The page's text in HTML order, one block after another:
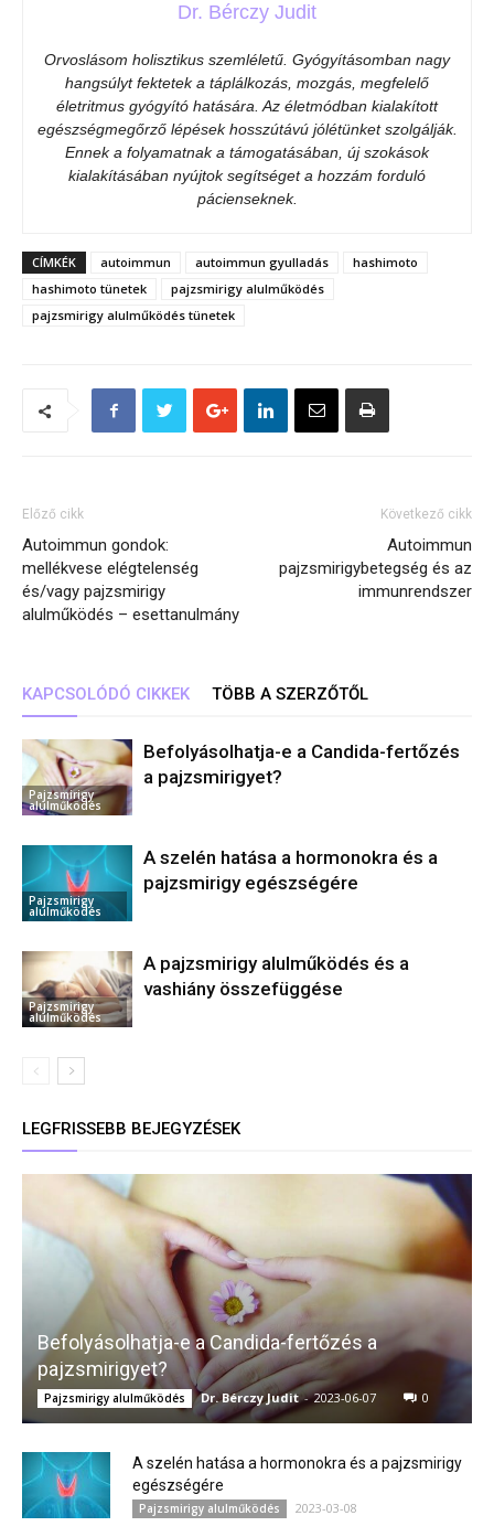
Dr. Bérczy Judit
Orvoslásom holisztikus szemléletű. Gyógyításomban nagy
hangsúlyt fektetek a táplálkozás, mozgás, megfelelő
életritmus gyógyító hatására. Az életmódban kialakított
egészségmegőrző lépések hosszútávú jólétünket szolgálják.
Ennek a folyamatnak a támogatásában, új szokások
kialakításában nyújtok segítséget a hozzám forduló
pácienseknek.
CÍMKÉK autoimmun autoimmun gyulladás
hashimoto
hashimoto tünetek
pajzsmirigy alulműködés
pajzsmirigy alulműködés tünetek
Előző cikk
Autoimmun gondok:
mellékvese elégtelenség
és/vagy pajzsmirigy
alulműködés – esettanulmány
Következő cikk
Autoimmun
pajzsmirigybetegség és az
immunrendszer
KAPCSOLÓDÓ CIKKEK TÖBB A SZERZŐTŐL
Pajzsmirigy
alulműködés
Befolyásolhatja-e a Candida-fertőzés
a pajzsmirigyet?
Pajzsmirigy
alulműködés
A szelén hatása a hormonokra és a
pajzsmirigy egészségére
Pajzsmirigy
alulműködés
A pajzsmirigy alulműködés és a
vashiány összefüggése
LEGFRISSEBB BEJEGYZÉSEK
Befolyásolhatja-e a Candida-fertőzés a
pajzsmirigyet?
Pajzsmirigy alulműködés Dr. Bérczy Judit - 2023-06-07 0
A szelén hatása a hormonokra és a pajzsmirigy
egészségére
Pajzsmirigy alulműködés 2023-03-08